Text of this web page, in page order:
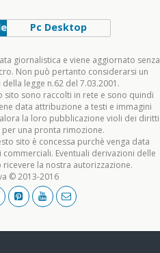
Pc Desktop
giornalistica e viene aggiornato senza
Non può pertanto considerarsi un
legge n.62 del 7.03.2001.
sito sono raccolti in rete e sono quindi
data attribuzione a testi e immagini
la loro pubblicazione violi dei diritti
una pronta rimozione.
sito è concessa purchè venga data
Eventuali derivazioni delle
la nostra autorizzazione.
© 2013-2016